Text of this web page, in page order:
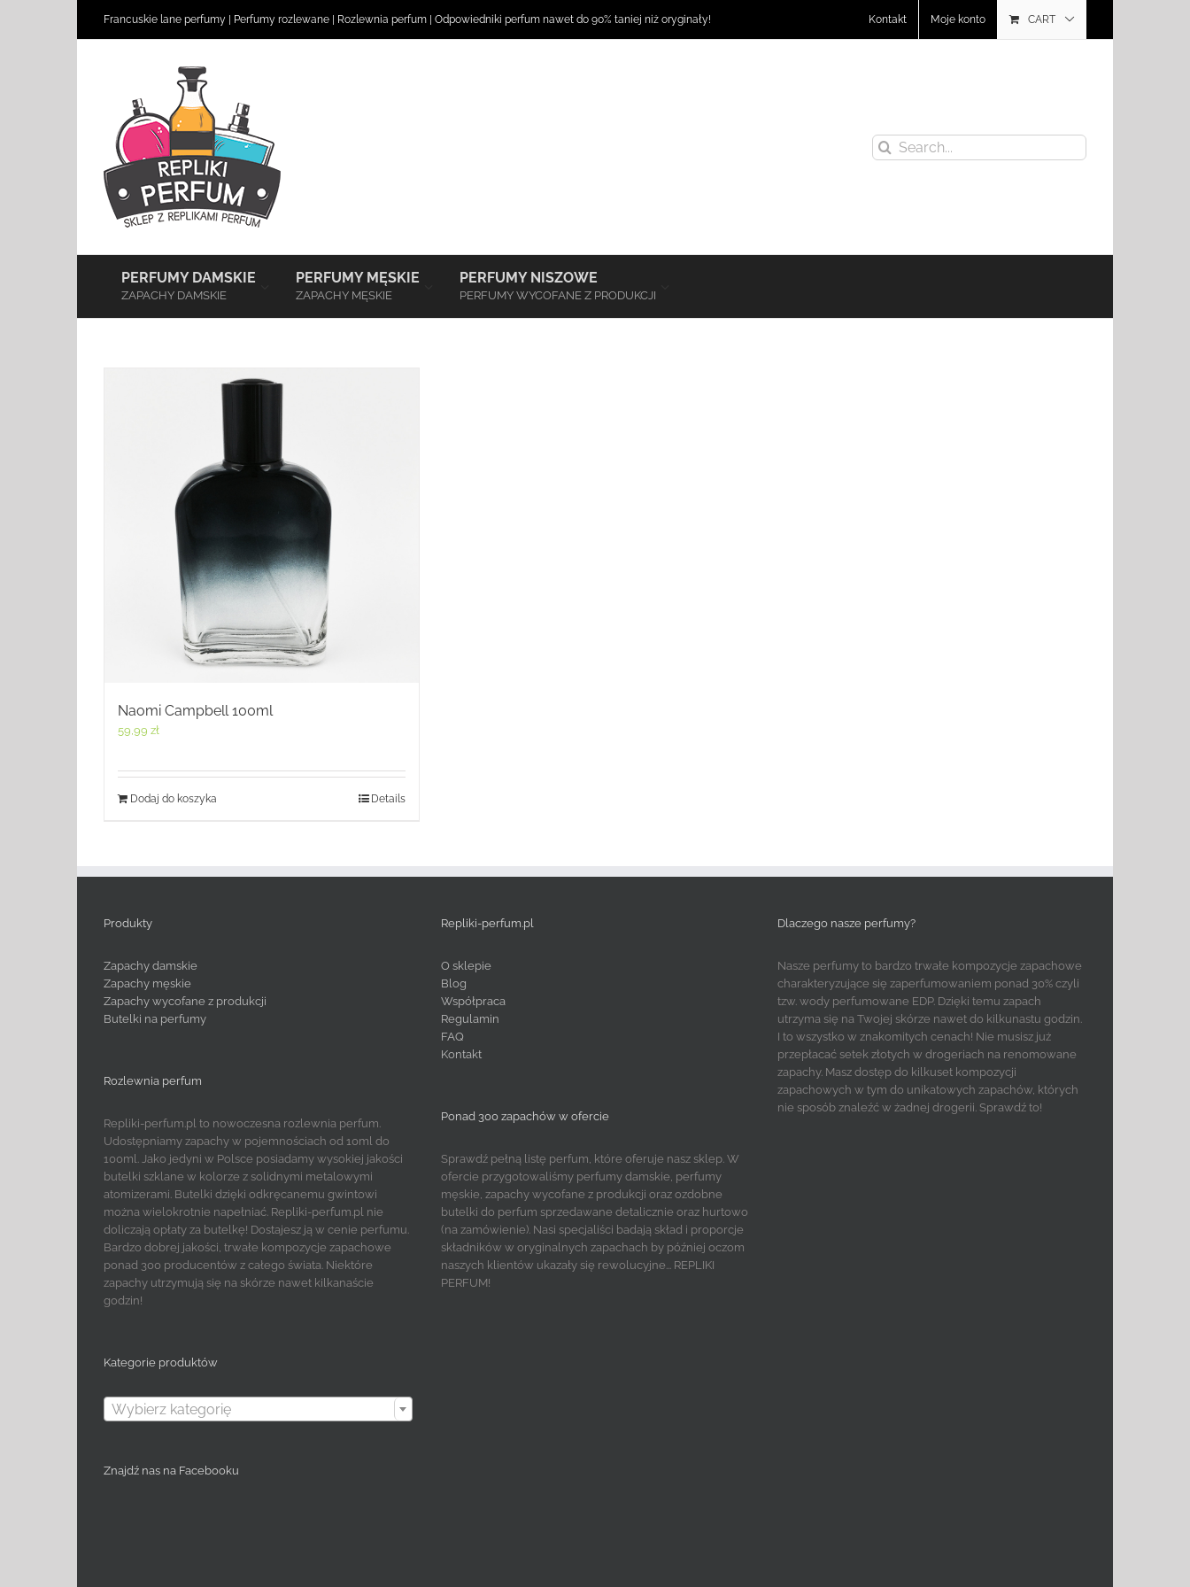
Francuskie lane perfumy Perfumy rozlewane Rozlewnia perfum Odpowiedniki perfum nawet do 90% taniej niż oryginały! Kontakt Moje konto CART
Search
for:
PERFUMY DAMSKIE
ZAPACHY DAMSKIE
PERFUMY MĘSKIE
ZAPACHY MĘSKIE
PERFUMY NISZOWE
PERFUMY WYCOFANE Z PRODUKCJI
Naomi Campbell 100ml
59,99 zł
Dodaj do koszyka Details
Produkty
Zapachy damskie
Zapachy męskie
Zapachy wycofane z produkcji
Butelki na perfumy
Rozlewnia perfum
Repliki-perfum.pl to nowoczesna rozlewnia perfum.
Udostępniamy zapachy w pojemnościach od 10ml do
100ml. Jako jedyni w Polsce posiadamy wysokiej jakości
butelki szklane w kolorze z solidnymi metalowymi
atomizerami. Butelki dzięki odkręcanemu gwintowi
można wielokrotnie napełniać. Repliki-perfum.pl nie
doliczają opłaty za butelkę! Dostajesz ją w cenie perfumu.
Bardzo dobrej jakości, trwałe kompozycje zapachowe
ponad 300 producentów z całego świata. Niektóre
zapachy utrzymują się na skórze nawet kilkanaście
godzin!
Kategorie produktów
Wybierz kategorię
Znajdź nas na Facebooku
Repliki-perfum.pl
O sklepie
Blog
Współpraca
Regulamin
FAQ
Kontakt
Ponad 300 zapachów w ofercie
Sprawdź pełną listę perfum, które oferuje nasz sklep. W
ofercie przygotowaliśmy perfumy damskie, perfumy
męskie, zapachy wycofane z produkcji oraz ozdobne
butelki do perfum sprzedawane detalicznie oraz hurtowo
(na zamówienie). Nasi specjaliści badają skład i proporcje
składników w oryginalnych zapachach by później oczom
naszych klientów ukazały się rewolucyjne... REPLIKI
PERFUM!
Dlaczego nasze perfumy?
Nasze perfumy to bardzo trwałe kompozycje zapachowe
charakteryzujące się zaperfumowaniem ponad 30% czyli
tzw. wody perfumowane EDP. Dzięki temu zapach
utrzyma się na Twojej skórze nawet do kilkunastu godzin.
I to wszystko w znakomitych cenach! Nie musisz już
przepłacać setek złotych w drogeriach na renomowane
zapachy. Masz dostęp do kilkuset kompozycji
zapachowych w tym do unikatowych zapachów, których
nie sposób znaleźć w żadnej drogerii. Sprawdź to!